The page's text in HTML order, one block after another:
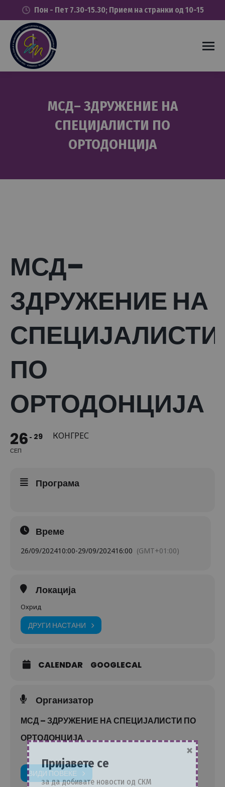
Пон - Пет 7.30-15.30; Прием на странки од 10-15
МСД– ЗДРУЖЕНИЕ НА
СПЕЦИЈАЛИСТИ ПО
ОРТОДОНЦИЈА
МСД–
ЗДРУЖЕНИЕ НА
СПЕЦИЈАЛИСТИ
ПО
ОРТОДОНЦИЈА
26
СЕП
29 КОНГРЕС
Програма
Време
26/09/202410:00-29/09/202416:00 (GMT+01:00)
Локација
Охрид
ДРУГИ НАСТАНИ
CALENDAR GOOGLECAL
Организатор
МСД – ЗДРУЖЕНИЕ НА СПЕЦИЈАЛИСТИ ПО
ОРТОДОНЦИЈА
ВИДИ ПОВЕЌЕ
Пријавете се
за да добивате новости од СКМ
×